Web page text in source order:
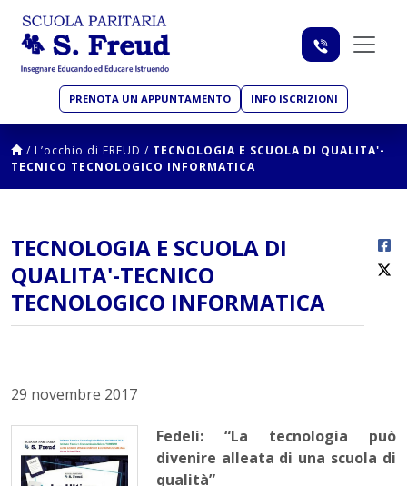
PRENOTA UN APPUNTAMENTO INFO ISCRIZIONI
/ L’occhio di FREUD / TECNOLOGIA E SCUOLA DI QUALITA'-
TECNICO TECNOLOGICO INFORMATICA
TECNOLOGIA E SCUOLA DI
QUALITA'-TECNICO
TECNOLOGICO INFORMATICA
29 novembre 2017
Fedeli: “La tecnologia può
divenire alleata di una scuola di
qualità”